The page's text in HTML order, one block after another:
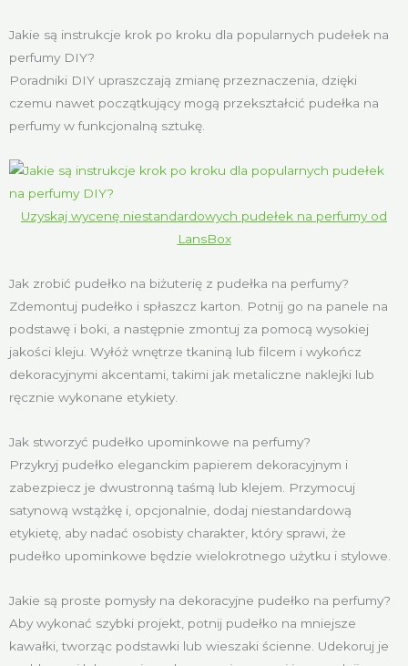
Jakie są instrukcje krok po kroku dla popularnych pudełek na
perfumy DIY?
Poradniki DIY upraszczają zmianę przeznaczenia, dzięki
czemu nawet początkujący mogą przekształcić pudełka na
perfumy w funkcjonalną sztukę.
Uzyskaj wycenę niestandardowych pudełek na perfumy od
LansBox
Jak zrobić pudełko na biżuterię z pudełka na perfumy?
Zdemontuj pudełko i spłaszcz karton. Potnij go na panele na
podstawę i boki, a następnie zmontuj za pomocą wysokiej
jakości kleju. Wyłóż wnętrze tkaniną lub filcem i wykończ
dekoracyjnymi akcentami, takimi jak metaliczne naklejki lub
ręcznie wykonane etykiety.
Jak stworzyć pudełko upominkowe na perfumy?
Przykryj pudełko eleganckim papierem dekoracyjnym i
zabezpiecz je dwustronną taśmą lub klejem. Przymocuj
satynową wstążkę i, opcjonalnie, dodaj niestandardową
etykietę, aby nadać osobisty charakter, który sprawi, że
pudełko upominkowe będzie wielokrotnego użytku i stylowe.
Jakie są proste pomysły na dekoracyjne pudełko na perfumy?
Aby wykonać szybki projekt, potnij pudełko na mniejsze
kawałki, tworząc podstawki lub wieszaki ścienne. Udekoruj je